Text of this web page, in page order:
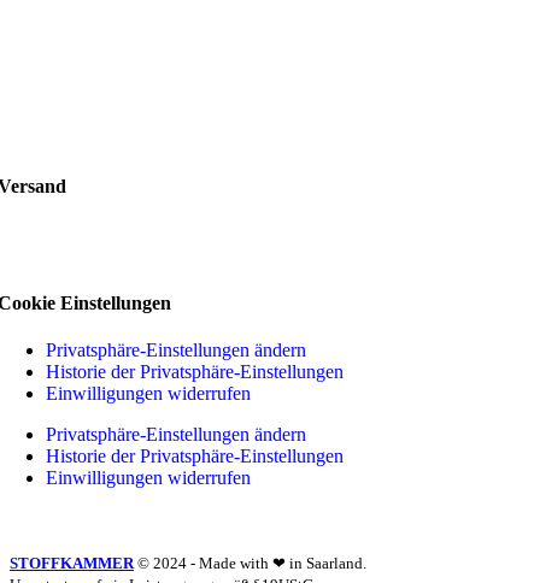
Einstellungen
Privatsphäre-Einstellungen ändern
Historie der Privatsphäre-Einstellungen
Einwilligungen widerrufen
Privatsphäre-Einstellungen ändern
Historie der Privatsphäre-Einstellungen
Einwilligungen widerrufen
STOFFKAMMER© 2024 - Made with ❤ in Saarland.